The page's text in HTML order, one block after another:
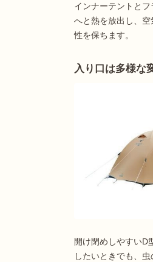
インナーテントと
へと熱を放出し、
性を保ちます。
入り口は多様な
開け閉めしやすいD
したいときでも、